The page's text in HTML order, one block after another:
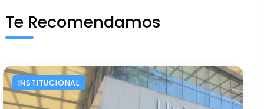
Te Recomendamos
INSTITUCIONAL